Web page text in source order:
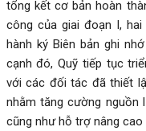
tổng kết cơ bản hoàn
công của giai đoạn I,
hành ký Biên bản ghi
cạnh đó, Quỹ tiếp tục
với các đối tác đã thiết
nhằm tăng cường
cũng như hỗ trợ nâng